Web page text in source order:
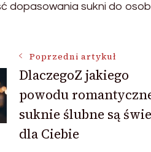
dopasowania sukni do
Poprzedni artykuł
DlaczegoZ jakiego
powodu
suknie ślubne są
dla Ciebie